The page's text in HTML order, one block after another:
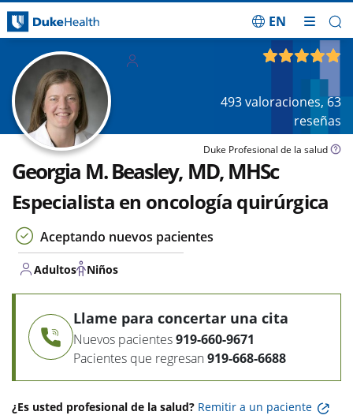
EN
4.92de 5
493valoraciones, 63
reseñas
Duke Profesional de la salud
Georgia M. Beasley, MD, MHSc
Especialista en oncología quirúrgica
Aceptando nuevos pacientes
Adultos Niños
Llame para concertar una cita
Nuevos pacientes919-660-9671
Pacientes que regresan919-668-6688
¿Es usted profesional de la salud? Remitir a un paciente